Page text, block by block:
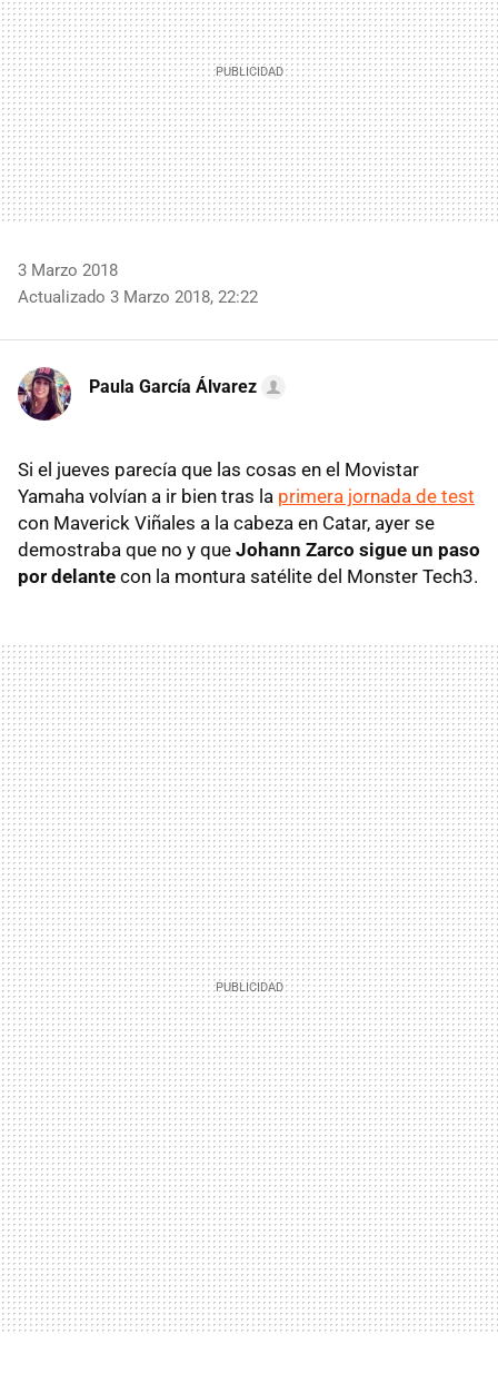
3 Marzo 2018
Actualizado 3 Marzo 2018, 22:22
Paula García Álvarez
Si el jueves parecía que las cosas en el Movistar
Yamaha volvían a ir bien tras la primera jornada de test
con Maverick Viñales a la cabeza en Catar, ayer se
demostraba que no y que Johann Zarco sigue un paso
por delante con la montura satélite del Monster Tech3.